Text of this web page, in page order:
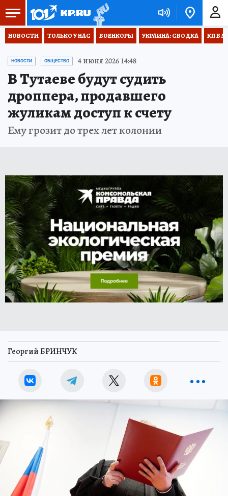
НОВОСТИ ТОЛЬКО У НАС ВОЕНКОРЫ УКРАИНА: СВОДКА КП В
НОВОСТИ ОБЩЕСТВО 4 июня 2026 14:48
В Тутаеве будут судить
дроппера, продавшего
жуликам доступ к счету
Ему грозит до трех лет колонии
Георгий БРИНЧУК